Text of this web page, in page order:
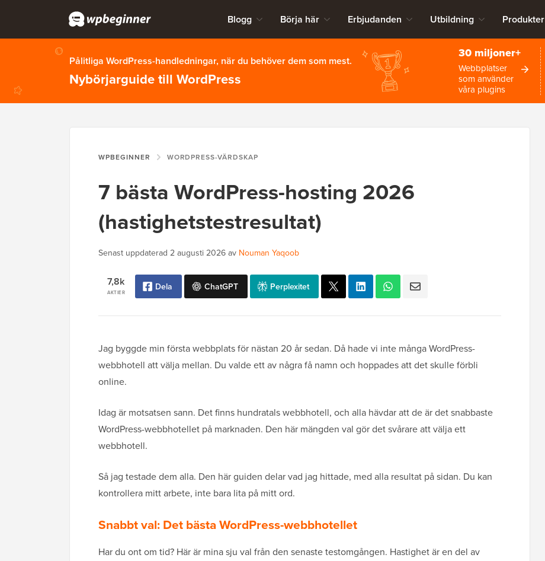
Blogg Börja här Erbjudanden Utbildning Produkter
Pålitliga WordPress-handledningar, när du behöver dem som mest.
Nybörjarguide till WordPress
30 miljoner+
Webbplatser
som använder
våra plugins
WPBEGINNER WORDPRESS-VÄRDSKAP
7 bästa WordPress-hosting 2026
(hastighetstestresultat)
Senast uppdaterad 2 augusti 2026 av Nouman Yaqoob
AKTIER
7,8k Dela ChatGPT Perplexitet
Jag byggde min första webbplats för nästan 20 år sedan. Då hade vi inte många WordPress-
webbhotell att välja mellan. Du valde ett av några få namn och hoppades att det skulle förbli
online.
Idag är motsatsen sann. Det finns hundratals webbhotell, och alla hävdar att de är det snabbaste
WordPress-webbhotellet på marknaden. Den här mängden val gör det svårare att välja ett
webbhotell.
Så jag testade dem alla. Den här guiden delar vad jag hittade, med alla resultat på sidan. Du kan
kontrollera mitt arbete, inte bara lita på mitt ord.
Snabbt val: Det bästa WordPress-webbhotellet
Har du ont om tid? Här är mina sju val från den senaste testomgången. Hastighet är en del av